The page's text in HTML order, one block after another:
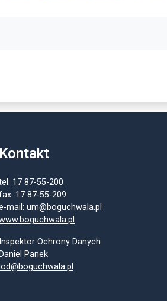
Kontakt
17 87-55-200
17 87-55-209
mail: um@boguchwala.pl
Inspektor Ochrony Danych
Daniel Panek